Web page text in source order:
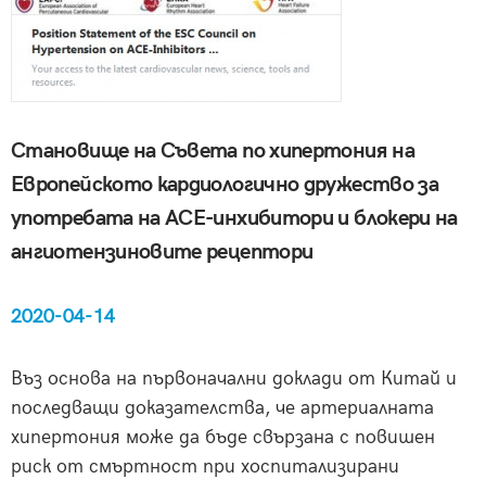
Становище на Съвета по хипертония на
Европейското кардиологично дружество за
употребата на АСЕ-инхибитори и блокери на
ангиотензиновите рецептори
2020-04-14
Въз основа на първоначални доклади от Китай и
последващи доказателства, че артериалната
хипертония може да бъде свързана с повишен
риск от смъртност при хоспитализирани